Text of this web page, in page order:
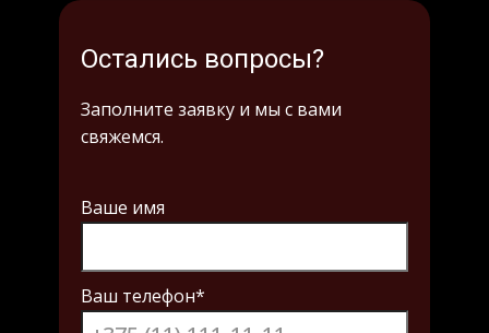
Остались вопросы?
Заполните заявку и мы с вами
свяжемся.
Ваше имя
Ваш телефон*